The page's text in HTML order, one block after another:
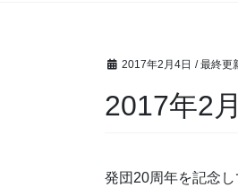
2017年2月4日 / 最終更
2017年2
発団20周年を記念